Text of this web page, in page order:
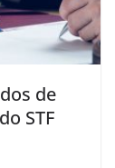
de
STF